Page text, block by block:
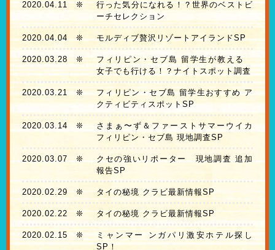
2020.04.11❊
行った気分になれる！？世界のベストビ
ーチセレクション
2020.04.04 ❊ モルディブ贅沢リゾートアイランドSP
2020.03.28❊
フィリピン・セブ島 留学生が教える
女子でも行ける！？ナイトスポット調査
2020.03.21 ❊
フィリピン・セブ島 留学生おすすめ ア
クティビティスポットSP
2020.03.14 ❊
さまぁ〜ず＆ファーストサマーウイカ
フィリピン・セブ島 現地調査SP
2020.03.07 ❊
クセの強いリポーター 現地調査 追加
報告SP
2020.02.29 ❊ タイの秘境 クラビ最新情報SP
2020.02.22 ❊ タイの秘境 クラビ最新情報SP
2020.02.15 ❊
ミャンマー ンガパリ激安ホテル探し
SP！